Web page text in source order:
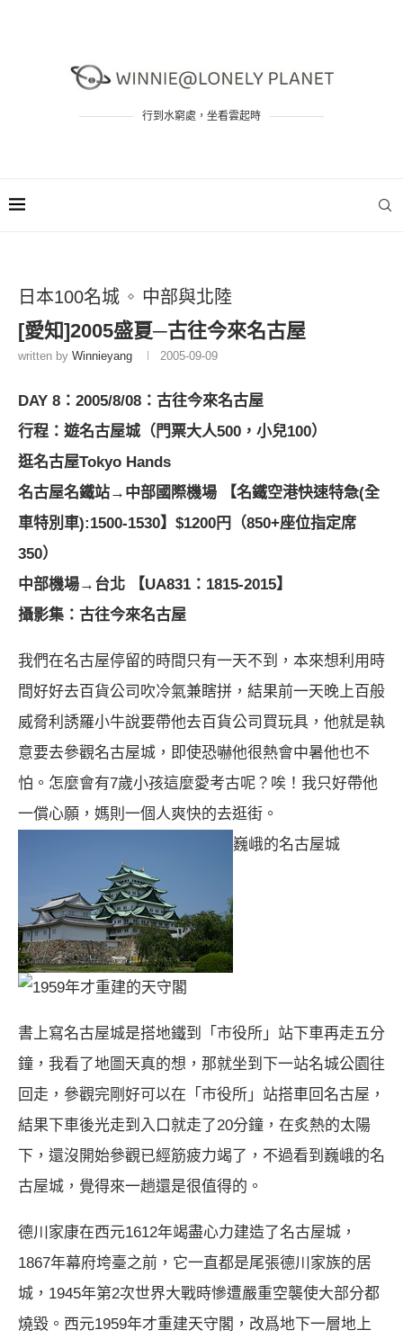
行到水窮處，坐看雲起時
日本100名城 中部與北陸
[愛知]2005盛夏─古往今來名古屋
written by Winnieyang 2005-09-09
DAY 8：2005/8/08：古往今來名古屋
行程：遊名古屋城 （門票大人500，小兒100）
逛名古屋Tokyo Hands
名古屋名鐵站→ 中部國際機場 【名鐵空港快速特急(全
車特別車):1500-1530】$1200円（850+座位指定席
350）
中部機場→台北 【UA831：1815-2015】
攝影集： 古往今來名古屋
我們在名古屋停留的時間只有一天不到，本來想利用時
間好好去百貨公司吹冷氣兼瞎拼，結果前一天晚上百般
威脅利誘羅小牛說要帶他去百貨公司買玩具，他就是執
意要去參觀名古屋城，即使恐嚇他很熱會中暑他也不
怕。怎麼會有7歲小孩這麼愛考古呢？唉！我只好帶他
一償心願，媽則一個人爽快的去逛街。
巍峨的名古屋城
1959年才重建的天守閣
書上寫名古屋城是搭地鐵到「市役所」站下車再走五分
鐘，我看了地圖天真的想，那就坐到下一站名城公園往
回走，參觀完剛好可以在「市役所」站搭車回名古屋，
結果下車後光走到入口就走了20分鐘，在炙熱的太陽
下，還沒開始參觀已經筋疲力竭了，不過看到巍峨的名
古屋城，覺得來一趟還是很值得的。
德川家康在西元1612年竭盡心力建造了名古屋城，
1867年幕府垮臺之前，它一直都是尾張德川家族的居
城，1945年第2次世界大戰時慘遭嚴重空襲使大部分都
燒毀。西元1959年才重建天守閣，改爲地下一層地上